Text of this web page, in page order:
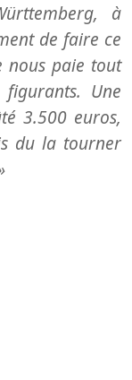
à
de faire ce
nous paie tout
Une
3.500 euros,
du la tourner